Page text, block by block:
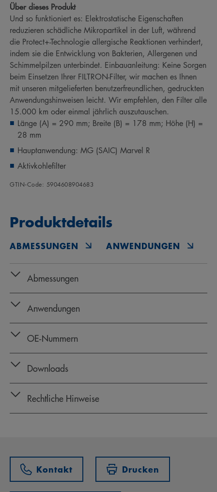
Über dieses Produkt
Und so funktioniert es: Elektrostatische Eigenschaften
reduzieren schädliche Mikropartikel in der Luft, während
die Protect+-Technologie allergische Reaktionen verhindert,
indem sie die Entwicklung von Bakterien, Allergenen und
Schimmelpilzen unterbindet. Einbauanleitung: Keine Sorgen
beim Einsetzen Ihrer FILTRON-Filter, wir machen es Ihnen
mit unseren mitgelieferten benutzerfreundlichen, gedruckten
Anwendungshinweisen leicht. Wir empfehlen, den Filter alle
15.000 km oder einmal jährlich auszutauschen.
Länge (A) = 290 mm; Breite (B) = 178 mm; Höhe (H) =
28 mm
Hauptanwendung: MG (SAIC) Marvel R
Aktivkohlefilter
GTIN‑Code: 5904608904683
Produktdetails
ABMESSUNGEN ANWENDUNGEN
Abmessungen
Anwendungen
OE‑Nummern
Downloads
Rechtliche Hinweise
Kontakt Drucken